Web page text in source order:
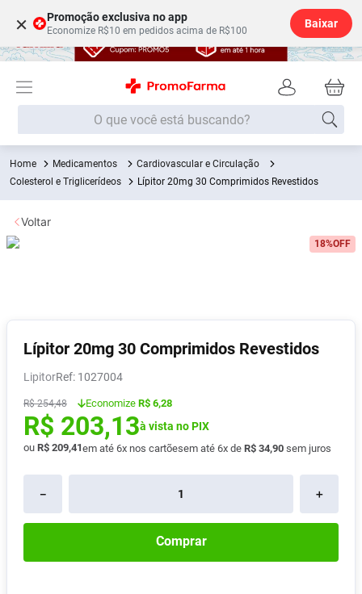
× Promoção exclusiva no app
Economize R$10 em pedidos acima de R$100
Baixar
O que você está buscando?
Medicamentos
Cardiovascular e Circulação
Colesterol e Triglicerídeos
Lípitor 20mg 30 Comprimidos Revestidos
18%OFF
Lípitor 20mg 30 Comprimidos Revestidos
Lipitor : 1027004
R$ 254,48 Economize R$ 6,28
R$ 203,13à vista no PIX
ou R$ 209,41em até 6x nos cartõesem até 6x de R$ 34,90 sem juros
＋
－
Comprar
Voltar
Termos mais buscados
1º Fralda
2
7º Shampoo
8º Pampers Confort Sec
9º Vitamina D
10 º Soro Fisiológico